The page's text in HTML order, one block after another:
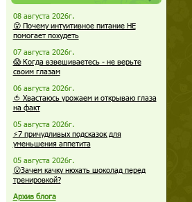
08 августа 2026г.
😮 Почему интуитивное питание НЕ
помогает похудеть
07 августа 2026г.
😱 Когда взвешиваетесь - не верьте
своим глазам
06 августа 2026г.
🍅 Хвастаюсь урожаем и открываю глаза
на факт
05 августа 2026г.
⚡7 причудливых подсказок для
уменьшения аппетита
05 августа 2026г.
😮Зачем качку нюхать шоколад перед
тренировкой?
Архив блога